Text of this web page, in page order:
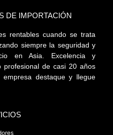
DE IMPORTACIÓN
rentables cuando se trata
siempre la seguridad y
en Asia. Excelencia y
profesional de casi 20 años
destaque y llegue